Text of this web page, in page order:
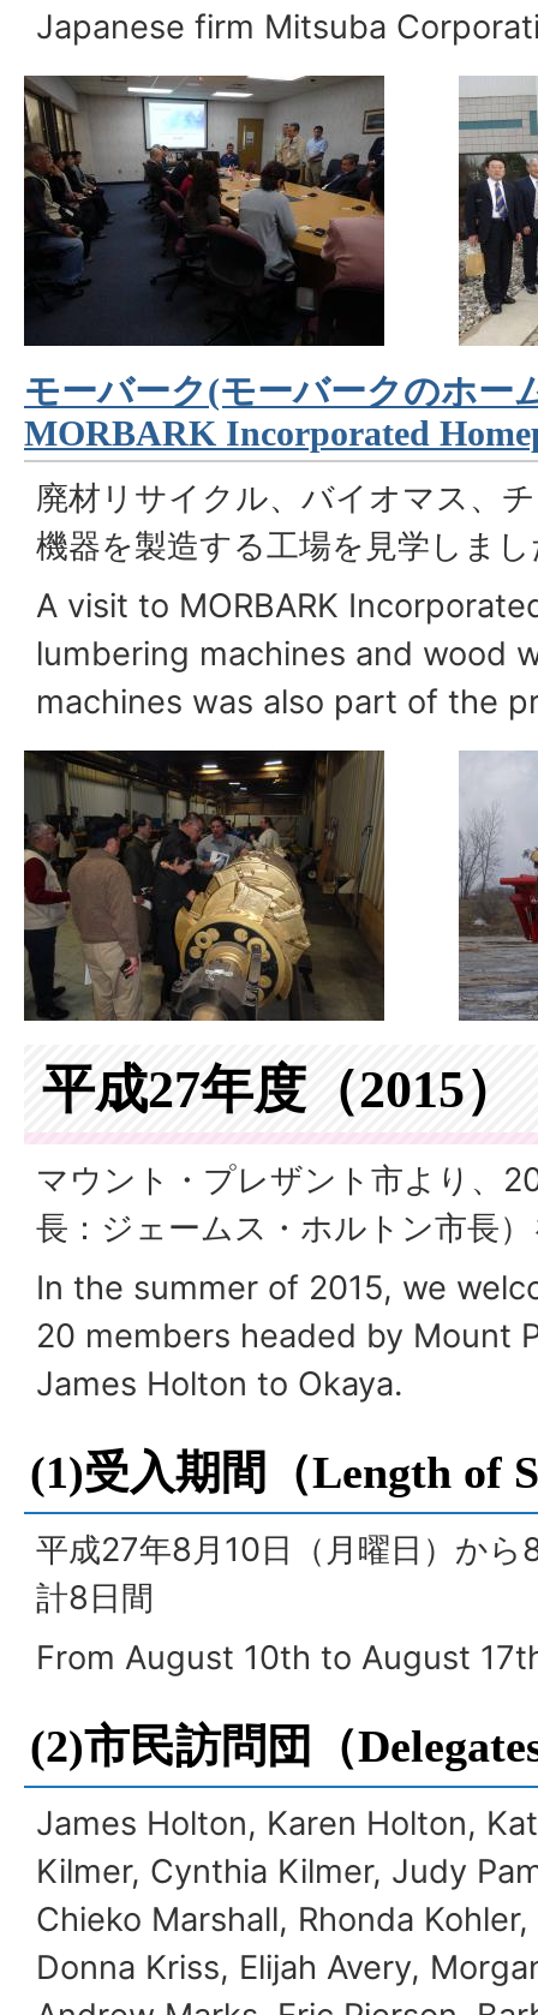
Japanese firm Mitsuba
モーバーク(モーバークのホー
MORBARK Incorporated
廃材リサイクル、バイオマス、
機器を製造する工場を見学しま
A visit to MORBARK
lumbering machines and wood
machines was also part of the
平成27年度（2015）
マウント・プレザント市より、
長：ジェームス・ホルトン市長
In the summer of 2015, we
20 members headed by Mount
James Holton to Okaya.
(1)受入期間（Length of
平成27年8月10日（月曜日）から
計8日間
From August 10th to August
(2)市民訪問団（
James Holton, Karen Holton,
Kilmer, Cynthia Kilmer, Judy
Chieko Marshall, Rhonda
Donna Kriss, Elijah Avery,